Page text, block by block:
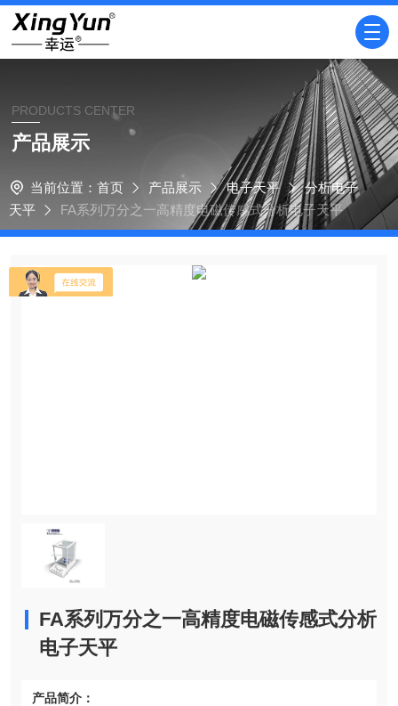
PRODUCTS CENTER
产品展示
当前位置： 首页 产品展示 电子天平
分析电子
天平
FA系列万分之一高精度电磁传感式分析电子天平
FA系列万分之一高精度电磁传感式分析
电子天平
产品简介：